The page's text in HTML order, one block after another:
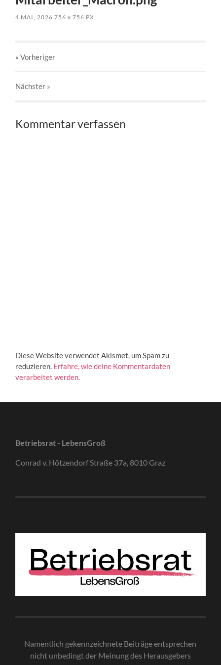
4 MAI, 2026 756x 756 PX
« Vorheriger
Nächster »
Kommentar verfassen
Diese Website verwendet Akismet, um Spam zu
reduzieren. Erfahre, wie deine Kommentardaten
verarbeitet werden.
Betriebsrat - LebensGroß
Conrad v. Hötzendorf Straße 37a, 8010 Graz
Namentlich gekennzeichnete Beiträge entsprechen
nicht unbedingt der Meinung des Herausgebers